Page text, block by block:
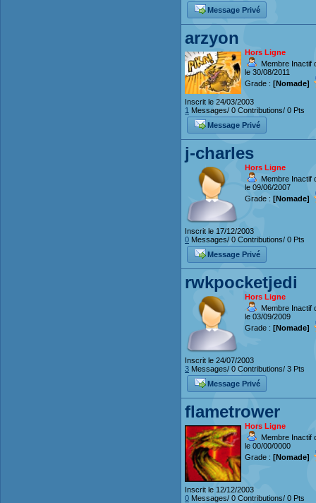
Message Privé
arzyon
Hors Ligne
Membre Inactif
le 30/08/2011
Grade : [Nomade]
Inscrit le 24/03/2003
1 Messages/ 0 Contributions/ 0 Pts
Message Privé
j-charles
Hors Ligne
Membre Inactif
le 09/06/2007
Grade : [Nomade]
Inscrit le 17/12/2003
0 Messages/ 0 Contributions/ 0 Pts
Message Privé
rwkpocketjedi
Hors Ligne
Membre Inactif
le 03/09/2009
Grade : [Nomade]
Inscrit le 24/07/2003
3 Messages/ 0 Contributions/ 3 Pts
Message Privé
flametrower
Hors Ligne
Membre Inactif
le 00/00/0000
Grade : [Nomade]
Inscrit le 12/12/2003
0 Messages/ 0 Contributions/ 0 Pts